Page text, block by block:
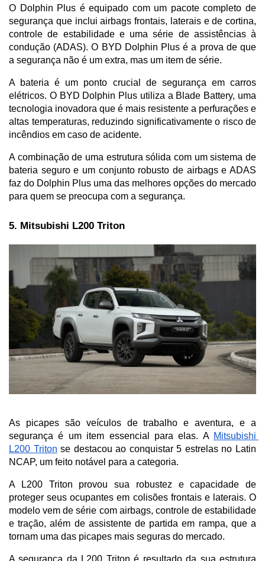
O Dolphin Plus é equipado com um pacote completo de
segurança que inclui airbags frontais, laterais e de cortina,
controle de estabilidade e uma série de assistências à
condução (ADAS). O BYD Dolphin Plus é a prova de que
a segurança não é um extra, mas um item de série.
A bateria é um ponto crucial de segurança em carros
elétricos. O BYD Dolphin Plus utiliza a Blade Battery, uma
tecnologia inovadora que é mais resistente a perfurações e
altas temperaturas, reduzindo significativamente o risco de
incêndios em caso de acidente.
A combinação de uma estrutura sólida com um sistema de
bateria seguro e um conjunto robusto de airbags e ADAS
faz do Dolphin Plus uma das melhores opções do mercado
para quem se preocupa com a segurança.
5. Mitsubishi L200 Triton
As picapes são veículos de trabalho e aventura, e a
segurança é um item essencial para elas. A Mitsubishi
L200 Triton se destacou ao conquistar 5 estrelas no Latin
NCAP, um feito notável para a categoria.
A L200 Triton provou sua robustez e capacidade de
proteger seus ocupantes em colisões frontais e laterais. O
modelo vem de série com airbags, controle de estabilidade
e tração, além de assistente de partida em rampa, que a
tornam uma das picapes mais seguras do mercado.